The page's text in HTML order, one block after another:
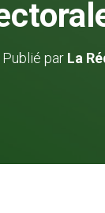
Publié par La